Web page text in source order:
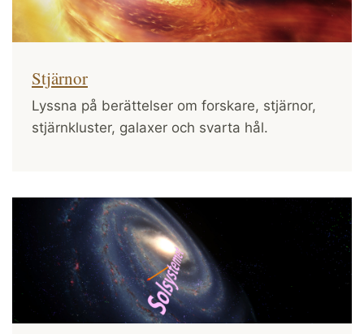
Stjärnor
Lyssna på berättelser om forskare, stjärnor,
stjärnkluster, galaxer och svarta hål.